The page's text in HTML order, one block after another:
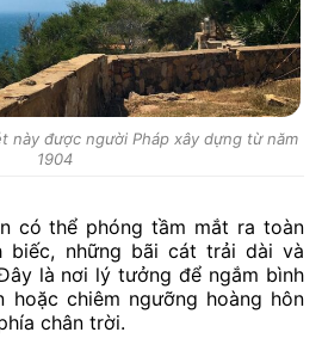
này được người Pháp xây dựng từ năm
1904
có thể phóng tầm mắt ra toàn
biếc, những bãi cát trải dài và
là nơi lý tưởng để ngắm bình
hoặc chiêm ngưỡng hoàng hôn
chân trời.